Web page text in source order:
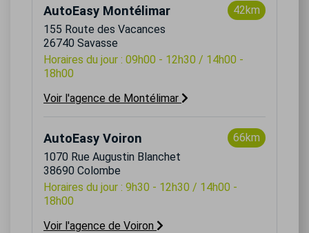
AutoEasy Montélimar
42km
155 Route des Vacances
26740 Savasse
Horaires du jour : 09h00 - 12h30 / 14h00 -
18h00
Voir l'agence de Montélimar
AutoEasy Voiron
66km
1070 Rue Augustin Blanchet
38690 Colombe
Horaires du jour : 9h30 - 12h30 / 14h00 -
18h00
Voir l'agence de Voiron